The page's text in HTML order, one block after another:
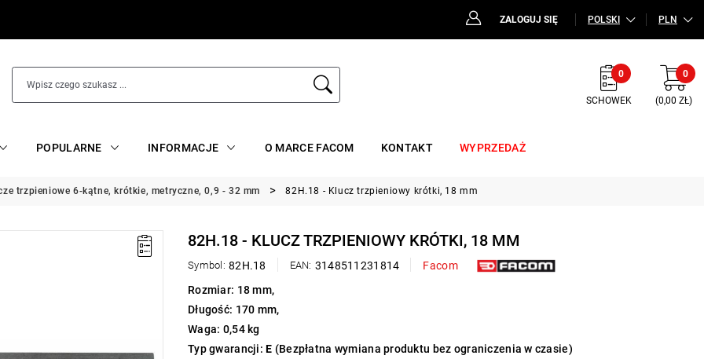
ZALOGUJ SIĘ POLSKI PLN
0
SCHOWEK
0
(0,00 ZŁ)
POPULARNE INFORMACJE O MARCE FACOM KONTAKT WYPRZEDAŻ
trzpieniowe 6-kątne, krótkie, metryczne, 0,9 - 32 mm 82H.18 - Klucz trzpieniowy krótki, 18 mm
82H.18 - KLUCZ TRZPIENIOWY KRÓTKI, 18 MM
Symbol: 82H.18 EAN: 3148511231814
Facom
Rozmiar: 18 mm,
Długość: 170 mm,
Waga: 0,54 kg
Typ gwarancji:E (Bezpłatna wymiana produktu bez ograniczenia w czasie)